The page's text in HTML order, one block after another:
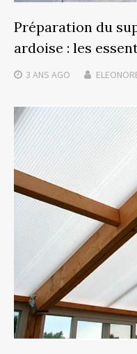
Préparation du
ardoise : les
3 ANS AGO